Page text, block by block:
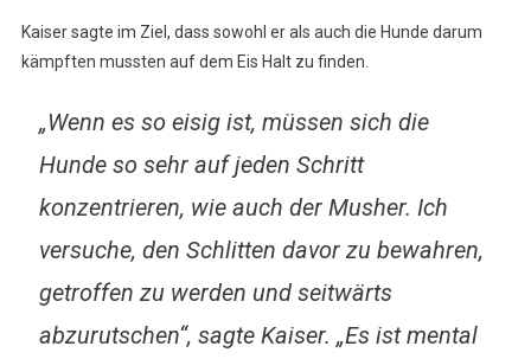
Kaiser sagte im Ziel, dass sowohl er als auch die Hunde darum
kämpften mussten auf dem Eis Halt zu finden.
„Wenn es so eisig ist, müssen sich die
Hunde so sehr auf jeden Schritt
konzentrieren, wie auch der Musher. Ich
versuche, den Schlitten davor zu bewahren,
getroffen zu werden und seitwärts
abzurutschen“, sagte Kaiser. „Es ist mental